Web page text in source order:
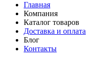
Главная
Компания
Каталог товаров
Доставка и оплата
Блог
Контакты